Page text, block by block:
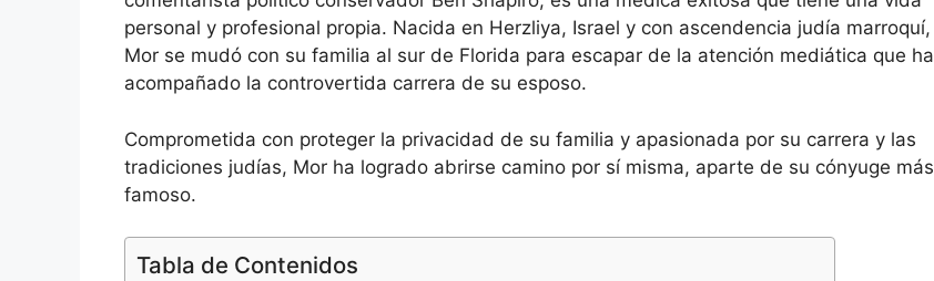
personal y profesional propia. Nacida en Herzliya, Israel y con ascendencia judía marroquí,
Mor se mudó con su familia al sur de Florida para escapar de la atención mediática que ha
acompañado la controvertida carrera de su esposo.
Comprometida con proteger la privacidad de su familia y apasionada por su carrera y las
tradiciones judías, Mor ha logrado abrirse camino por sí misma, aparte de su cónyuge más
famoso.
Tabla de Contenidos